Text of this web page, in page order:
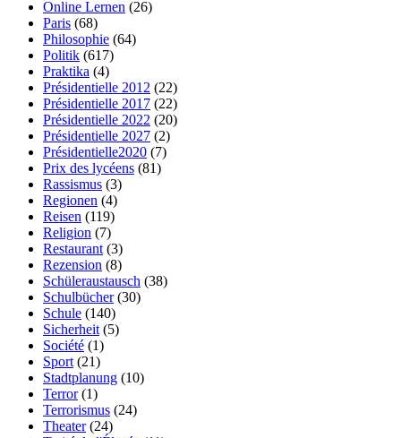
Online Lernen (26)
Paris (68)
Philosophie (64)
Politik (617)
Praktika (4)
Présidentielle 2012 (22)
Présidentielle 2017 (22)
Présidentielle 2022 (20)
Présidentielle 2027 (2)
Présidentielle2020 (7)
Prix des lycéens (81)
Rassismus (3)
Regionen (4)
Reisen (119)
Religion (7)
Restaurant (3)
Rezension (8)
Schüleraustausch (38)
Schulbücher(30)
Schule (140)
Sicherheit (5)
Société (1)
Sport (21)
Stadtplanung (10)
Terror(1)
Terrorismus (24)
Theater(24)